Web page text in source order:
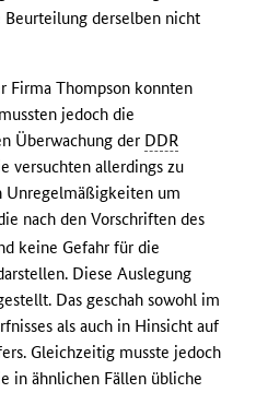
derselben nicht
Firma Thompson konnten
jedoch die
Überwachung der DDR
versuchten allerdings zu
Unregelmäßigkeiten um
nach den Vorschriften des
keine Gefahr für die
Diese Auslegung
Das geschah sowohl im
als auch in Hinsicht auf
Gleichzeitig musste jedoch
in ähnlichen Fällen übliche